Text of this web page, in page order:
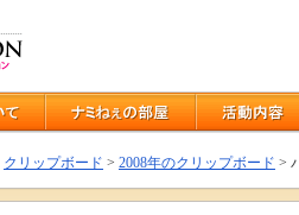
クリップボード > 2008年のクリップボード >